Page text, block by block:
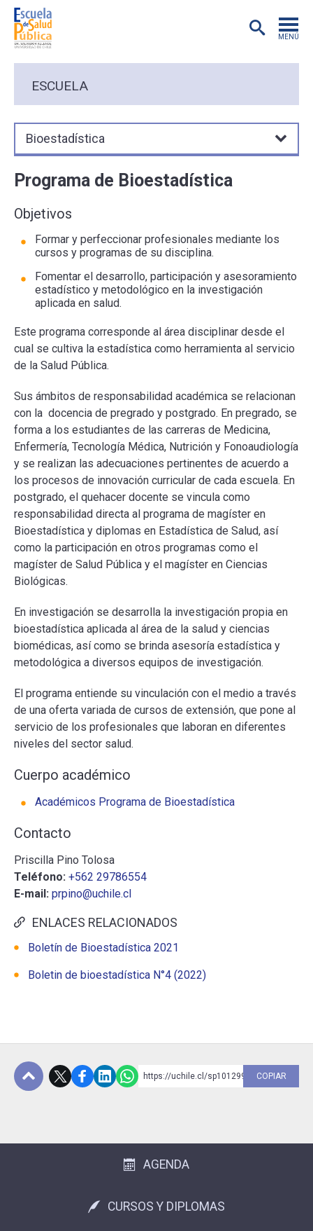
MENÚ
EXTENSIÓN
PREGRADO
PUBLICACIONES
ESCUELA
BIBLIOTECA
PLATAFORMA EDUCATIVA
ESCUELA
Bioestadística
Programa de Bioestadística
ENLACES RELACIONADOS
Boletín de Bioestadística 2021
Boletin de bioestadística N°4 (2022)
Objetivos
Formar y perfeccionar profesionales mediante los
cursos y programas de su disciplina.
Fomentar el desarrollo, participación y asesoramiento
estadístico y metodológico en la investigación
aplicada en salud.
Este programa corresponde al área disciplinar desde el
cual se cultiva la estadística como herramienta al servicio
de la Salud Pública.
Sus ámbitos de responsabilidad académica se relacionan
con la docencia de pregrado y postgrado. En pregrado, se
forma a los estudiantes de las carreras de Medicina,
Enfermería, Tecnología Médica, Nutrición y Fonoaudiología
y se realizan las adecuaciones pertinentes de acuerdo a
los procesos de innovación curricular de cada escuela. En
postgrado, el quehacer docente se vincula como
responsabilidad directa al programa de magíster en
Bioestadística y diplomas en Estadística de Salud, así
como la participación en otros programas como el
magíster de Salud Pública y el magíster en Ciencias
Biológicas.
En investigación se desarrolla la investigación propia en
bioestadística aplicada al área de la salud y ciencias
biomédicas, así como se brinda asesoría estadística y
metodológica a diversos equipos de investigación.
El programa entiende su vinculación con el medio a través
de una oferta variada de cursos de extensión, que pone al
servicio de los profesionales que laboran en diferentes
niveles del sector salud.
Cuerpo académico
Académicos Programa de Bioestadística
Contacto
Priscilla Pino Tolosa
Teléfono: +562 29786554
E-mail: prpino@uchile.cl
https://uchile.cl/sp101299 COPIAR
AGENDA
CURSOS Y DIPLOMAS